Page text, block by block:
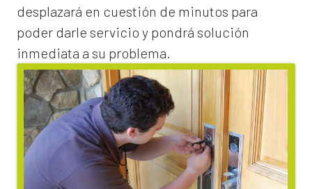
desplazará en cuestión de minutos para
poder darle servicio y pondrá solución
inmediata a su problema.